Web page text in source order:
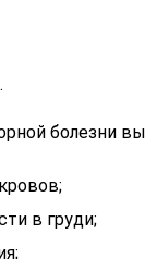
болезни
в груди;